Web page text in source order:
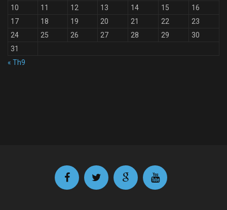
10
11 12 13 14 15
16
17
18 19 20 21 22
23
24
25 26 27 28 29
30
31
« Th9